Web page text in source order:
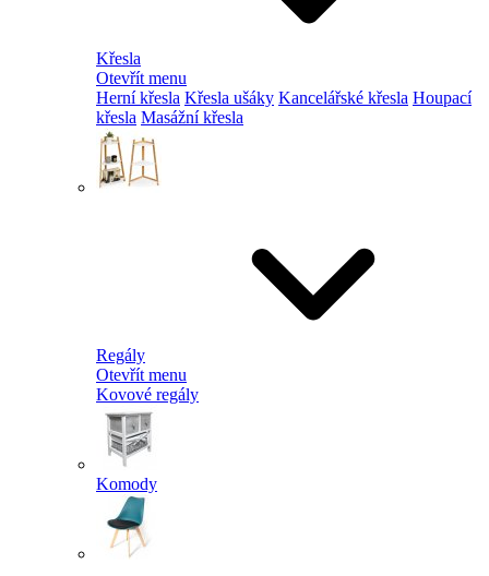
Křesla
Otevřít menu
Herní křesla Křesla ušáky Kancelářské křesla Houpací
křesla Masážní křesla
Regály
Otevřít menu
Kovové regály
Komody